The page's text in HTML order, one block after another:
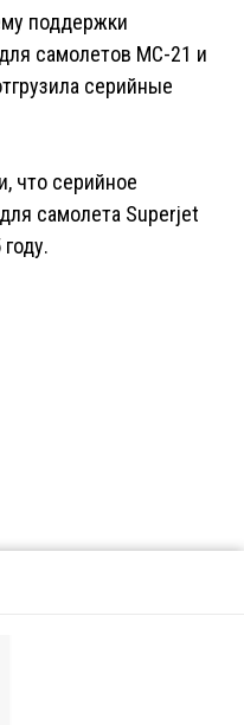
поддержки
самолетов МС-21 и
серийные
что серийное
самолета Superjet